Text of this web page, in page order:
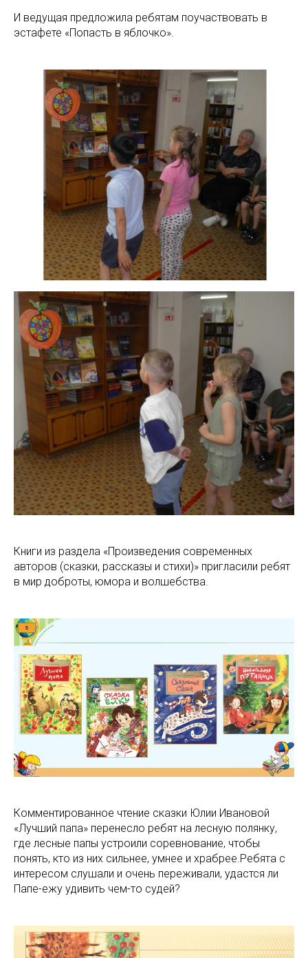
И ведущая предложила ребятам поучаствовать в
эстафете «Попасть в яблочко».
Книги из раздела «Произведения современных
авторов (сказки, рассказы и стихи)» пригласили ребят
в мир доброты, юмора и волшебства.
Комментированное чтение сказки Юлии Ивановой
«Лучший папа» перенесло ребят на лесную полянку,
где лесные папы устроили соревнование, чтобы
понять, кто из них сильнее, умнее и храбрее.Ребята с
интересом слушали и очень переживали, удастся ли
Папе-ежу удивить чем-то судей?